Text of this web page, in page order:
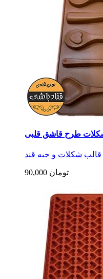
طرح قاشق قلبی
قالب شکلات و حبه قند
90,000 تومان